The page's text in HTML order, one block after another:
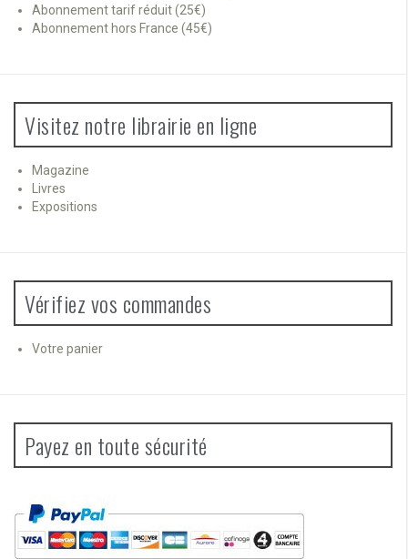
Abonnement tarif réduit (25€)
Abonnement hors France (45€)
Visitez notre librairie en ligne
Magazine
Livres
Expositions
Vérifiez vos commandes
Votre panier
Payez en toute sécurité